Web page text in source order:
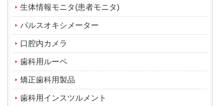
生体情報モニタ(患者モニタ)
パルスオキシメーター
口腔内カメラ
歯科用ルーペ
矯正歯科用製品
歯科用インスツルメント